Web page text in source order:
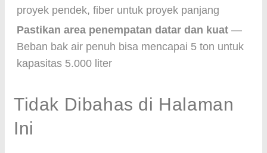
proyek pendek, fiber untuk proyek panjang
Pastikan area penempatan datar dan kuat —
Beban bak air penuh bisa mencapai 5 ton untuk
kapasitas 5.000 liter
Tidak Dibahas di Halaman
Ini